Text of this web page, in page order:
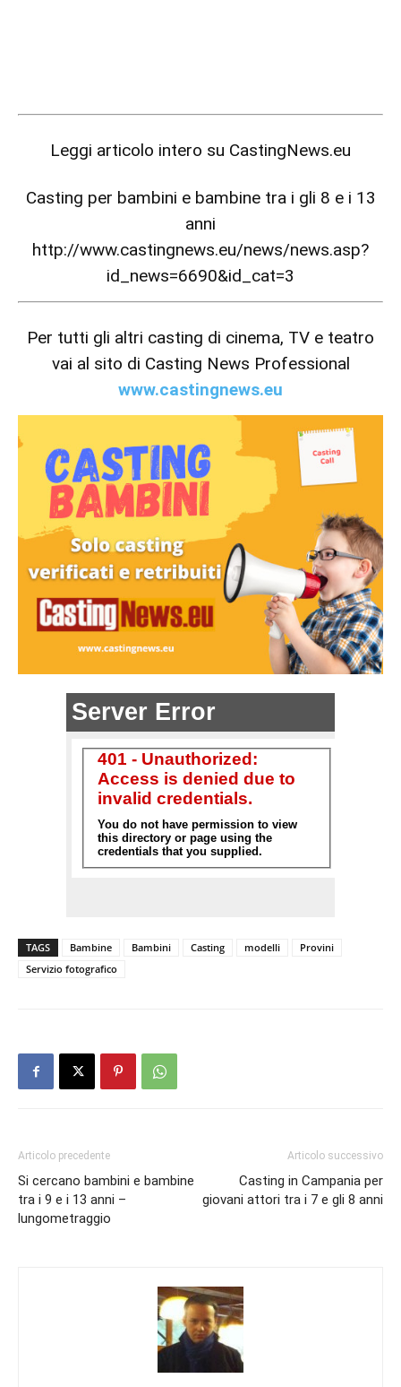
Leggi articolo intero su CastingNews.eu
Casting per bambini e bambine tra i gli 8 e i 13
anni
http://www.castingnews.eu/news/news.asp?
id_news=6690&id_cat=3
Per tutti gli altri casting di cinema, TV e teatro
vai al sito di Casting News Professional
www.castingnews.eu
TAGS Bambine Bambini Casting modelli
Provini
Servizio fotografico
Articolo precedente
Si cercano bambini e bambine
tra i 9 e i 13 anni –
lungometraggio
Articolo successivo
Casting in Campania per
giovani attori tra i 7 e gli 8 anni